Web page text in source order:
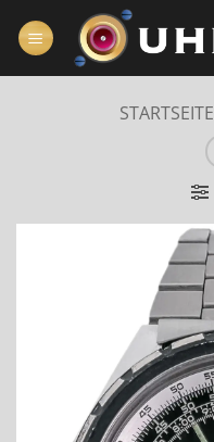
Inhalt
STARTSEITE